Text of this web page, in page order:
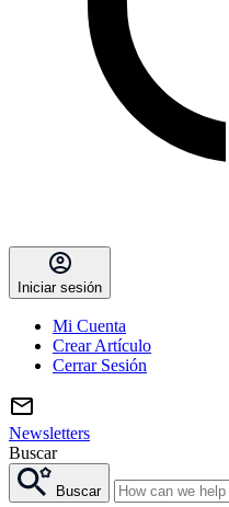
Iniciar sesión
Mi Cuenta
Crear Artículo
Cerrar Sesión
Newsletters
Buscar
Buscar